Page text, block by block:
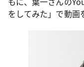
をしてみた」で動画